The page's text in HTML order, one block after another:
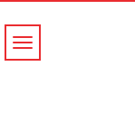
Навигация